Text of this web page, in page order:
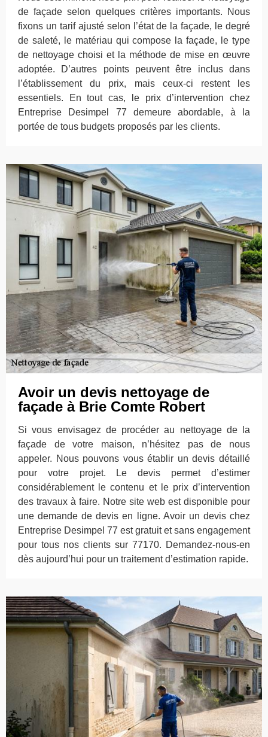
de façade selon quelques critères importants. Nous
fixons un tarif ajusté selon l’état de la façade, le degré
de saleté, le matériau qui compose la façade, le type
de nettoyage choisi et la méthode de mise en œuvre
adoptée. D’autres points peuvent être inclus dans
l’établissement du prix, mais ceux-ci restent les
essentiels. En tout cas, le prix d’intervention chez
Entreprise Desimpel 77 demeure abordable, à la
portée de tous budgets proposés par les clients.
Avoir un devis nettoyage de
façade à Brie Comte Robert
Si vous envisagez de procéder au nettoyage de la
façade de votre maison, n’hésitez pas de nous
appeler. Nous pouvons vous établir un devis détaillé
pour votre projet. Le devis permet d’estimer
considérablement le contenu et le prix d’intervention
des travaux à faire. Notre site web est disponible pour
une demande de devis en ligne. Avoir un devis chez
Entreprise Desimpel 77 est gratuit et sans engagement
pour tous nos clients sur 77170. Demandez-nous-en
dès aujourd’hui pour un traitement d’estimation rapide.